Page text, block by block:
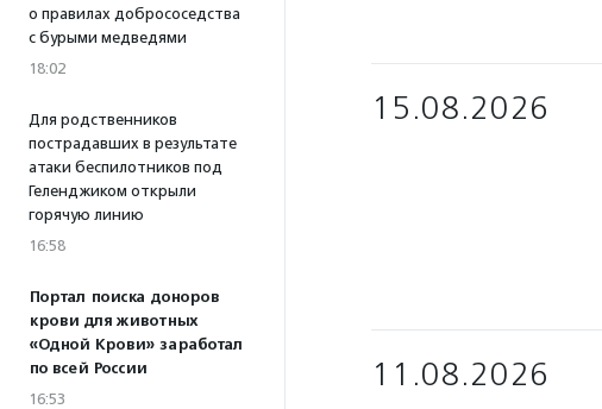
о правилах добрососедства
с бурыми медведями
18:02
Для родственников
пострадавших в результате
атаки беспилотников под
Геленджиком открыли
горячую линию
16:58
Портал поиска доноров
крови для животных
«Одной Крови» заработал
по всей России
16:53
15.08.2026
11.08.2026